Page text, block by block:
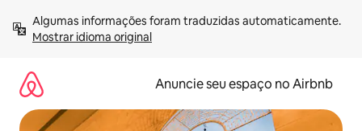
para
Mostrar idioma original
Anuncie seu espaço no Airbnb